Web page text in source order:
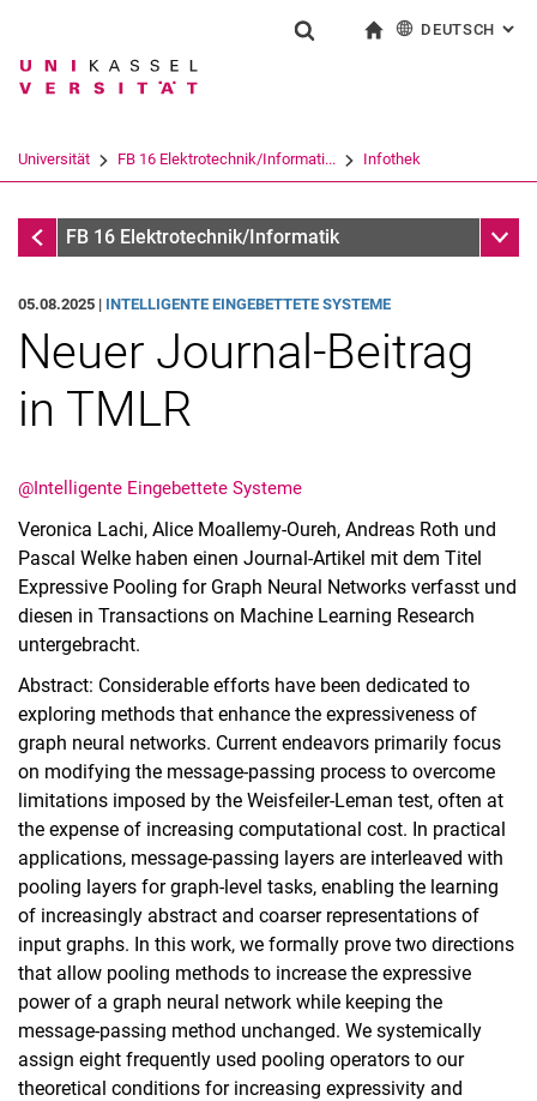
Springe direkt zu: Inhalt
Springe direkt zu: Suche
Springe direkt zu:
Suchbegriff
Suchen (öffnet externen Link in einem
DEUTSCH :
Universität FB 16 Elektrotechnik/Informati... Infothek
InfothekFB 16 Elektrotechnik/Informatik
Termine
Aktuelles
Veranstaltungen
Stellenausschreibungen
05.08.2025 | INTELLIGENTE EINGEBETTETE SYSTEME
Neuer Journal-Beitrag
in TMLR
@Intelligente Eingebettete Systeme
Veronica Lachi, Alice Moallemy-Oureh, Andreas Roth und
Pascal Welke haben einen Journal-Artikel mit dem Titel
Expressive Pooling for Graph Neural Networks verfasst und
diesen in Transactions on Machine Learning Research
untergebracht.
Abstract: Considerable efforts have been dedicated to
exploring methods that enhance the expressiveness of
graph neural networks. Current endeavors primarily focus
on modifying the message-passing process to overcome
limitations imposed by the Weisfeiler-Leman test, often at
the expense of increasing computational cost. In practical
applications, message-passing layers are interleaved with
pooling layers for graph-level tasks, enabling the learning
of increasingly abstract and coarser representations of
input graphs. In this work, we formally prove two directions
that allow pooling methods to increase the expressive
power of a graph neural network while keeping the
message-passing method unchanged. We systemically
assign eight frequently used pooling operators to our
theoretical conditions for increasing expressivity and